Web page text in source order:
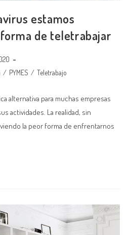
estamos
de teletrabajar
/ PYMES / Teletrabajo
alternativa para muchas empresas
actividades. La realidad, sin
la peor forma de enfrentarnos